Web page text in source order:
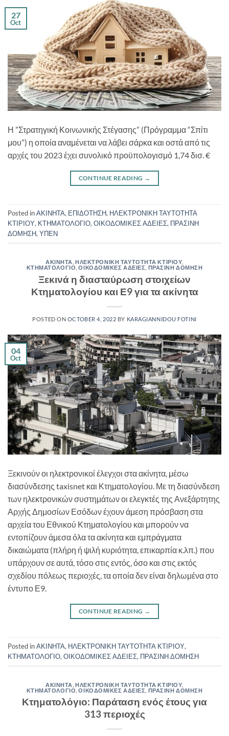
27
Oct
Η ”Στρατηγική Κοινωνικής Στέγασης” (Πρόγραμμα “Σπίτι
μου”) η οποία αναμένεται να λάβει σάρκα και οστά από τις
αρχές του 2023 έχει συνολικό προϋπολογισμό 1,74 δισ. €
CONTINUE READING →
Posted inΑΚΙΝΗΤΑ, ΕΠΙΔΟΤΗΣΗ, ΗΛΕΚΤΡΟΝΙΚΗ ΤΑΥΤΟΤΗΤΑ
ΚΤΙΡΙΟΥ, ΚΤΗΜΑΤΟΛΟΓΙΟ,ΟΙΚΟΔΟΜΙΚΕΣ ΑΔΕΙΕΣ, ΠΡΑΣΙΝΗ
ΔΟΜΗΣΗ,ΥΠΕΝ
ΑΚΙΝΗΤΑ ,ΗΛΕΚΤΡΟΝΙΚΗ ΤΑΥΤΟΤΗΤΑ ΚΤΙΡΙΟΥ
ΚΤΗΜΑΤΟΛΟΓΙΟ ,ΟΙΚΟΔΟΜΙΚΕΣ ΑΔΕΙΕΣ ΠΡΑΣΙΝΗ ΔΟΜΗΣΗ
Ξεκινά η διασταύρωση στοιχείων
Κτηματολογίου και Ε9 για τα ακίνητα
POSTED ON OCTOBER 4, 2022 BY KARAGIANNIDOU FOTINI
04
Oct
Ξεκινούν οι ηλεκτρονικοί έλεγχοι στα ακίνητα, μέσω
διασύνδεσης taxisnet και Κτηματολογίου. Με τη διασύνδεση
των ηλεκτρονικών συστημάτων οι ελεγκτές της Ανεξάρτητης
Αρχής Δημοσίων Εσόδων έχουν άμεση πρόσβαση στα
αρχεία του Εθνικού Κτηματολογίου και μπορούν να
εντοπίζουν άμεσα όλα τα ακίνητα και εμπράγματα
δικαιώματα (πλήρη ή ψιλή κυριότητα, επικαρπία κ.λπ.) που
υπάρχουν σε αυτά, τόσο στις εντός, όσο και στις εκτός
σχεδίου πόλεως περιοχές, τα οποία δεν είναι δηλωμένα στο
έντυπο Ε9.
CONTINUE READING →
Posted inΑΚΙΝΗΤΑ, ΗΛΕΚΤΡΟΝΙΚΗ ΤΑΥΤΟΤΗΤΑ ΚΤΙΡΙΟΥ,
ΚΤΗΜΑΤΟΛΟΓΙΟ, ΟΙΚΟΔΟΜΙΚΕΣ ΑΔΕΙΕΣ, ΠΡΑΣΙΝΗ ΔΟΜΗΣΗ
ΑΚΙΝΗΤΑ ,ΗΛΕΚΤΡΟΝΙΚΗ ΤΑΥΤΟΤΗΤΑ ΚΤΙΡΙΟΥ
ΚΤΗΜΑΤΟΛΟΓΙΟ ,ΟΙΚΟΔΟΜΙΚΕΣ ΑΔΕΙΕΣ ΠΡΑΣΙΝΗ ΔΟΜΗΣΗ
Κτηματολόγιο: Παράταση ενός έτους για
313 περιοχές